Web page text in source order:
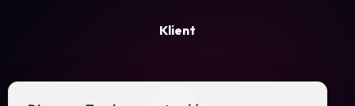
Klient
Firma